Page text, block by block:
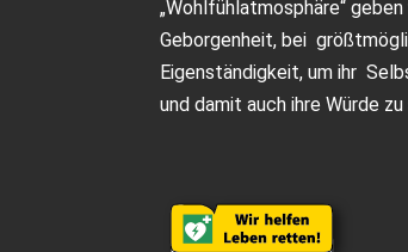
„Wohlfühlatmosphäre“ geben
Geborgenheit, bei
Eigenständigkeit, um ihr
und damit auch ihre Würde